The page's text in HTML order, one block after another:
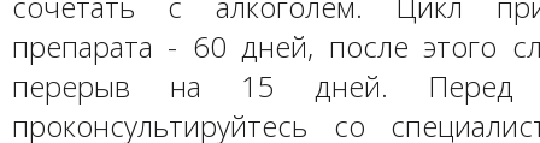
препарата - 60 дней, после этого
перерыв на 15 дней. Перед
проконсультируйтесь со